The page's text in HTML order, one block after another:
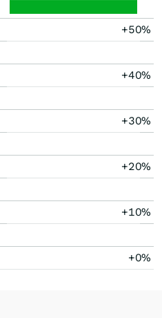
+50%
+40%
+30%
+20%
+10%
+0%